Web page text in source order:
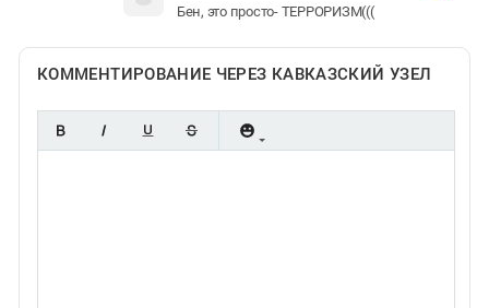
Бен, это просто- ТЕРРОРИЗМ(((
КОММЕНТИРОВАНИЕ ЧЕРЕЗ КАВКАЗСКИЙ УЗЕЛ